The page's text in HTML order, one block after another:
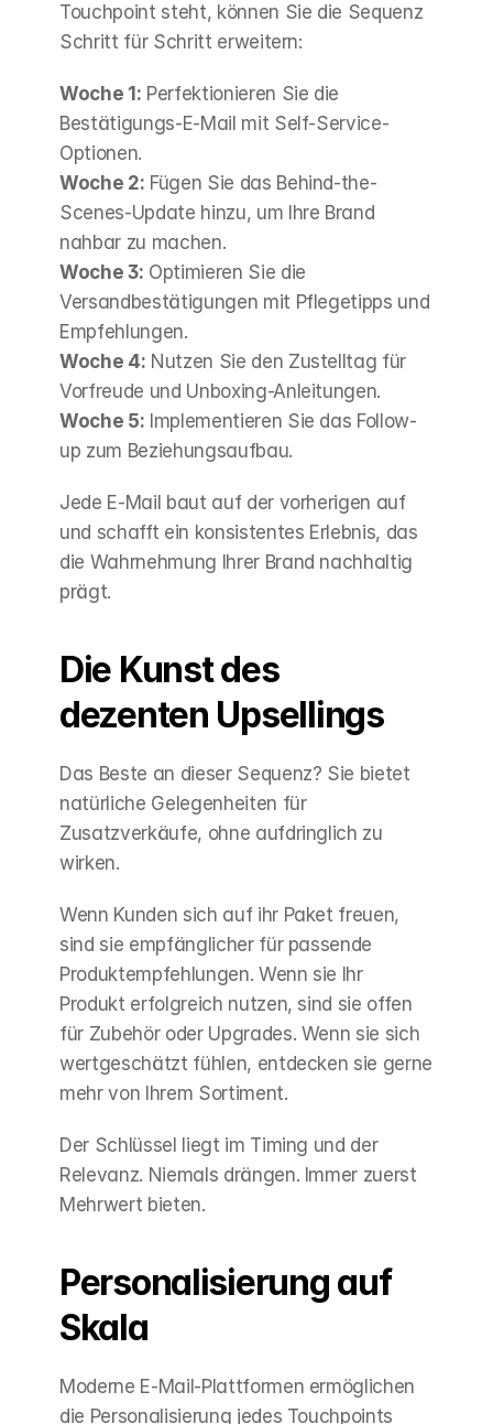
Touchpoint steht, können Sie die Sequenz
Schritt für Schritt erweitern:
Woche 1: Perfektionieren Sie die
Bestätigungs-E-Mail mit Self-Service-
Optionen.
Woche 2: Fügen Sie das Behind-the-
Scenes-Update hinzu, um Ihre Brand
nahbar zu machen.
Woche 3: Optimieren Sie die
Versandbestätigungen mit Pflegetipps und
Empfehlungen.
Woche 4: Nutzen Sie den Zustelltag für
Vorfreude und Unboxing-Anleitungen.
Woche 5: Implementieren Sie das Follow-
up zum Beziehungsaufbau.
Jede E-Mail baut auf der vorherigen auf
und schafft ein konsistentes Erlebnis, das
die Wahrnehmung Ihrer Brand nachhaltig
prägt.
Die Kunst des
dezenten Upsellings
Das Beste an dieser Sequenz? Sie bietet
natürliche Gelegenheiten für
Zusatzverkäufe, ohne aufdringlich zu
wirken.
Wenn Kunden sich auf ihr Paket freuen,
sind sie empfänglicher für passende
Produktempfehlungen. Wenn sie Ihr
Produkt erfolgreich nutzen, sind sie offen
für Zubehör oder Upgrades. Wenn sie sich
wertgeschätzt fühlen, entdecken sie gerne
mehr von Ihrem Sortiment.
Der Schlüssel liegt im Timing und der
Relevanz. Niemals drängen. Immer zuerst
Mehrwert bieten.
Personalisierung auf
Skala
Moderne E-Mail-Plattformen ermöglichen
die Personalisierung jedes Touchpoints